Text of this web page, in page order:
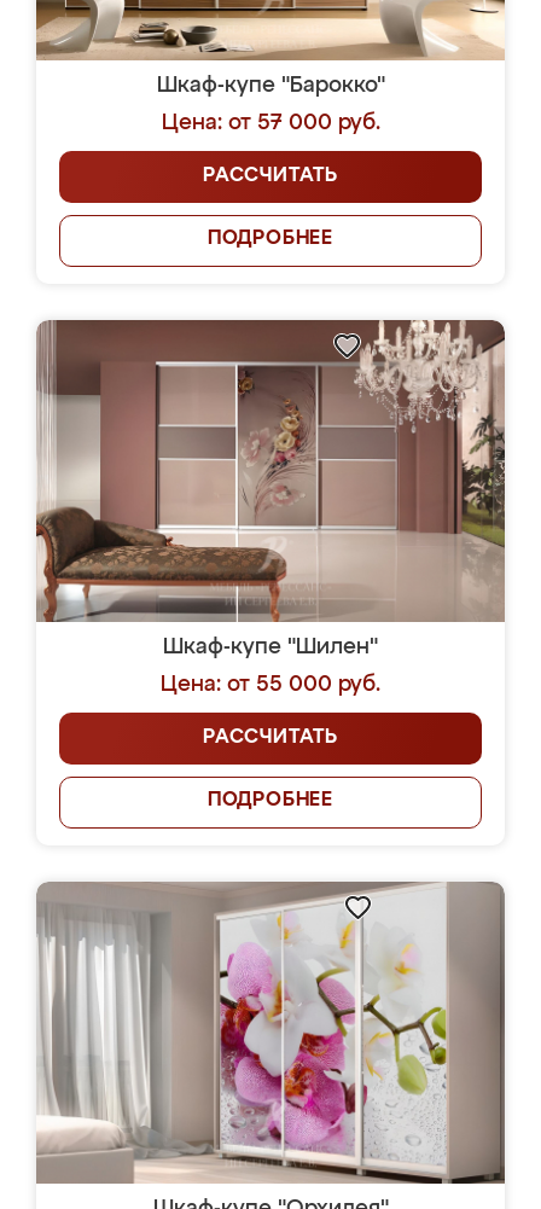
Шкаф-купе "Барокко"
Цена: от 57 000 руб.
РАССЧИТАТЬ
ПОДРОБНЕЕ
Шкаф-купе "Шилен"
Цена: от 55 000 руб.
РАССЧИТАТЬ
ПОДРОБНЕЕ